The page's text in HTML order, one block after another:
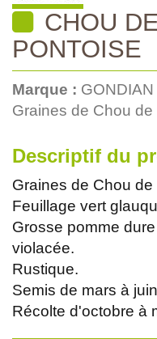
CHOU
PONTOISE
Marque : GONDIAN
Graines de Chou
Descriptif du
Graines de Chou
Feuillage vert
Grosse pomme
violacée.
Rustique.
Semis de mars à
Récolte d'octobre à